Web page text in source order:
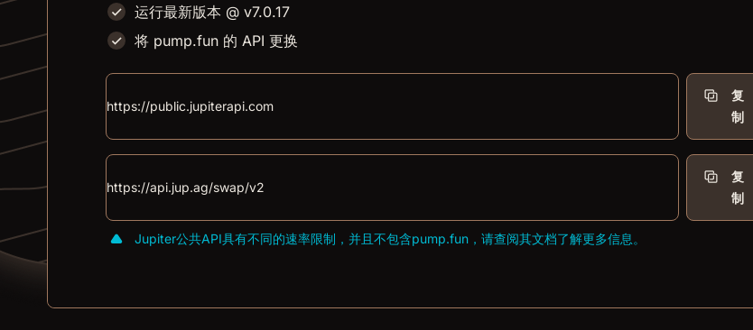
运行最新版本 @ v7.0.17
将 pump.fun 的 API 更换
复
制
复
制
Jupiter公共API具有不同的速率限制，并且不包含pump.fun，请查阅其文档了解更多信息。